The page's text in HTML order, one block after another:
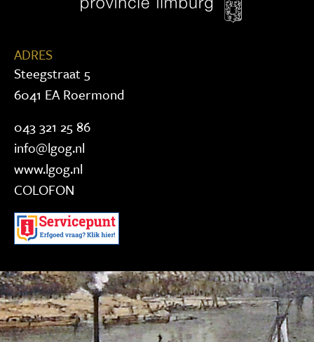
ADRES
Steegstraat 5
6041 EA Roermond
043 321 25 86
info@lgog.nl
www.lgog.nl
COLOFON